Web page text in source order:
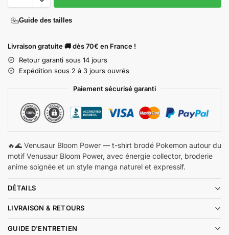
Guide des tailles
Livraison gratuite 🚚 dès 70€ en France !
Retour garanti sous 14 jours
Expédition sous 2 à 3 jours ouvrés
Paiement sécurisé garanti
🔥🌊 Venusaur Bloom Power — t-shirt brodé Pokemon autour du
motif Venusaur Bloom Power, avec énergie collector, broderie
anime soignée et un style manga naturel et expressif.
DÉTAILS
LIVRAISON & RETOURS
GUIDE D'ENTRETIEN